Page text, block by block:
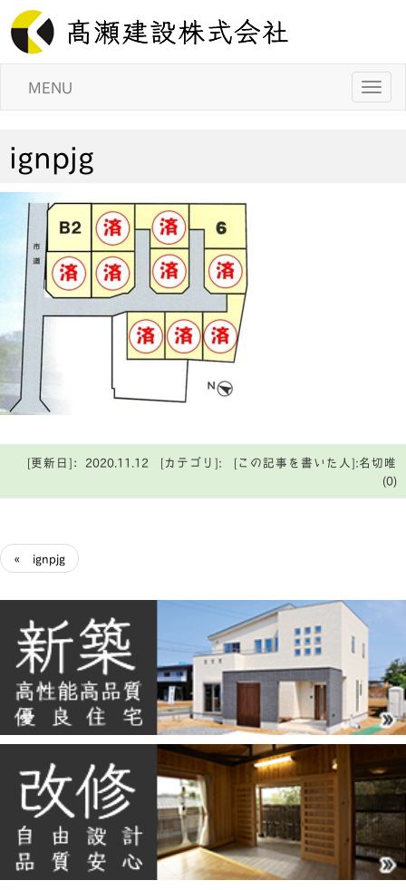
MENU
ignpjg
[更新日]：2020.11.12 [カテゴリ]: [この記事を書いた人]:名切唯
(0)
« ignpjg